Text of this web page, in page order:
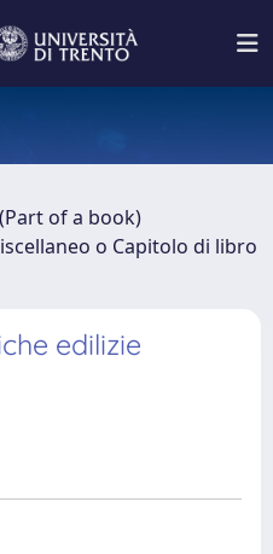
of a book)
o Capitolo di libro
edilizie